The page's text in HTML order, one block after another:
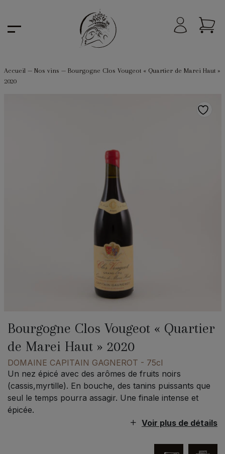
Accueil— Nos vins — Bourgogne Clos Vougeot « Quartier de Marei Haut »
2020
Bourgogne Clos Vougeot « Quartier
de Marei Haut » 2020
DOMAINE CAPITAIN GAGNEROT - 75cl
Un nez épicé avec des arômes de fruits noirs
(cassis,myrtille). En bouche, des tanins puissants que
seul le temps pourra assagir. Une finale intense et
épicée.
Voir plus de détails